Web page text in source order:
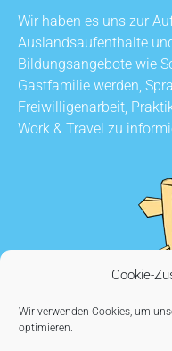
Cookie-
Wir verwenden Cookies, um
optimieren.
Wir haben es uns zur
Auslandsaufenthalte
Bildungsangebote wie
Gastfamilie werden,
Freiwilligenarbeit,
Work & Travel zu